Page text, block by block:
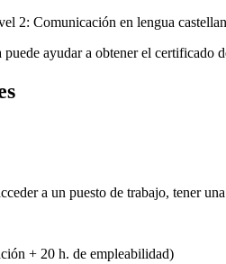
2: Comunicación en lengua
ayudar a obtener el certificado
a un puesto de trabajo, tener
+ 20 h. de empleabilidad)